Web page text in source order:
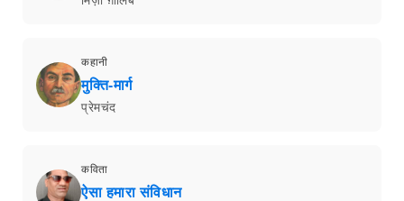
कहानी
मुक्ति-मार्ग
प्रेमचंद
कविता
ऐसा हमारा संविधान